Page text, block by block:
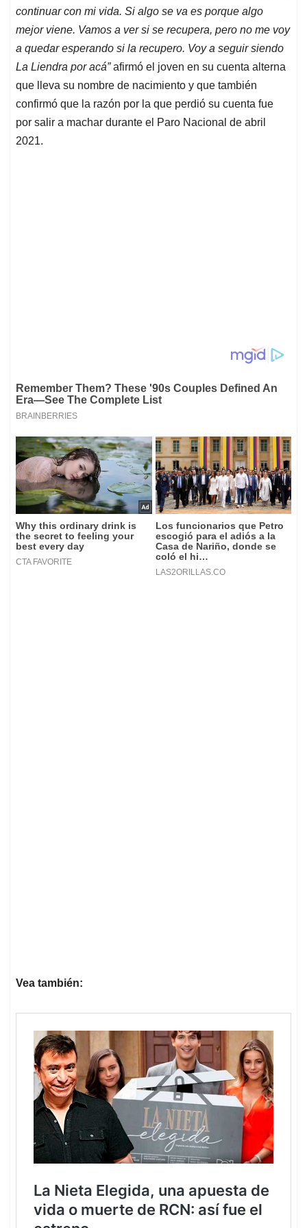
continuar con mi vida. Si algo se va es porque algo
mejor viene. Vamos a ver si se recupera, pero no me voy
a quedar esperando si la recupero. Voy a seguir siendo
La Liendra por acá”afirmó el joven en su cuenta alterna
que lleva su nombre de nacimiento y que también
confirmó que la razón por la que perdió su cuenta fue
por salir a machar durante el Paro Nacional de abril
2021.
Vea también: